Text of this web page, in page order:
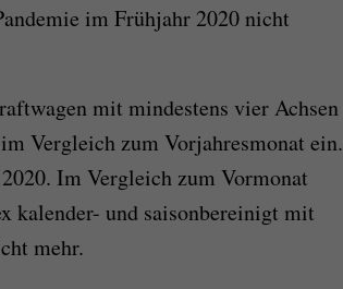
im Frühjahr 2020 nicht
mit mindestens vier Achsen
Vergleich zum Vorjahresmonat ein.
Im Vergleich zum Vormonat
kalender- und saisonbereinigt mit
mehr.